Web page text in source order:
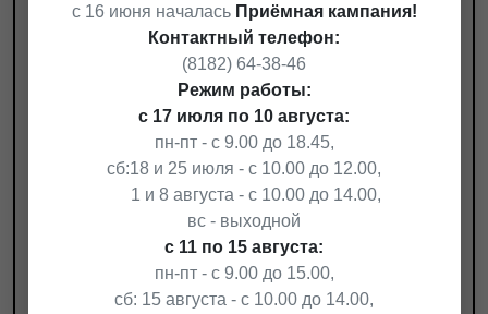
25.04.2026
ПРОФЕССИЯ БУДУЩЕГО
ГЛАЗАМИ АМБАССАДОРОВ
с 16 июня началась Приёмная кампания!
Контактный телефон:
(8182) 64-38-46
Режим работы:
с 17 июля по 10 августа:
пн-пт - с 9.00 до 18.45,
сб:18 и 25 июля - с 10.00 до 12.00,
1 и 8 августа - с 10.00 до 14.00,
вс - выходной
с 11 по 15 августа:
пн-пт - с 9.00 до 15.00,
сб: 15 августа - с 10.00 до 14.00,